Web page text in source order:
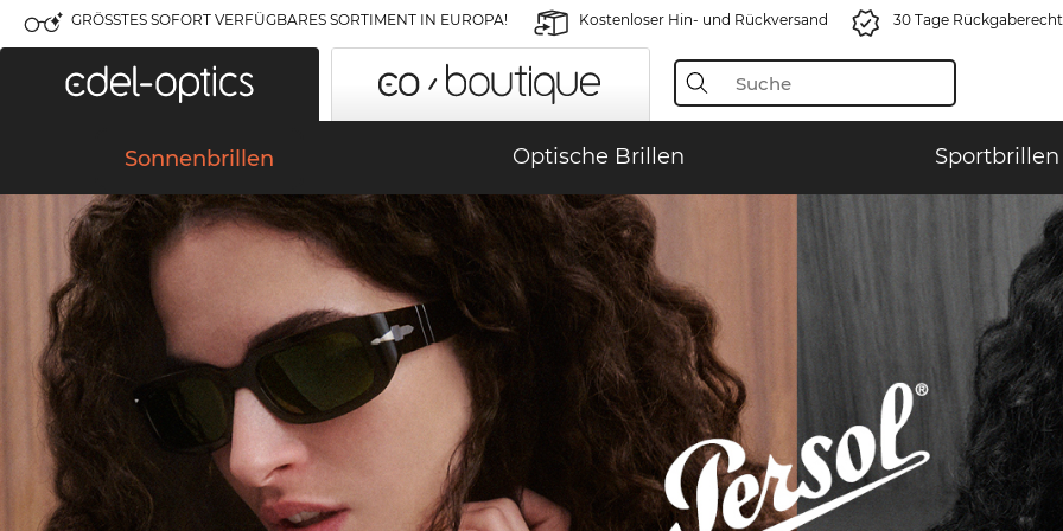
GRÖSSTES SOFORT VERFÜGBARES SORTIMENT IN EUROPA! Kostenloser Hin- und Rückversand 30 Tage Rückgaberecht
Sonnenbrillen Optische Brillen Sportbrillen